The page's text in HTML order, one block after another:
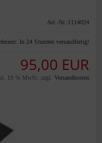
Art.-Nr.:1114024
In 24 Stunden versandfertig!
95,00 EUR
19 % MwSt. zzgl. Versandkosten